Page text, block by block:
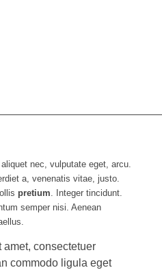
nec, vulputate eget, arcu.
a, venenatis vitae, justo.
pretium . Integer tincidunt.
semper nisi. Aenean
consectetuer
commodo ligula eget